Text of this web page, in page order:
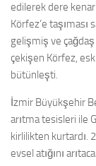
edilerek dere
Körfez’e taşıması
gelişmiş ve çağdaş
çekişen Körfez,
bütünleşti.
İzmir Büyükşehir
arıtma tesisleri ile
kirlilikten kurtardı.
evsel atığını